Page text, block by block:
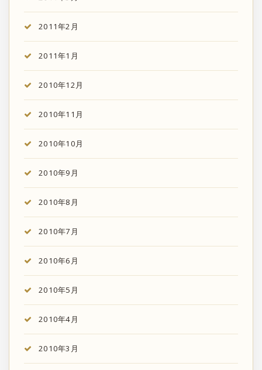
2011年2月
2011年1月
2010年12月
2010年11月
2010年10月
2010年9月
2010年8月
2010年7月
2010年6月
2010年5月
2010年4月
2010年3月